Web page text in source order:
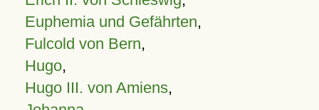
Euphemia und Gefährten,
Fulcold von Bern,
Hugo,
Hugo III. von Amiens,